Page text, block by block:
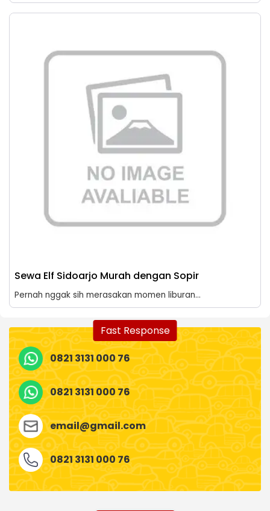
Sewa Elf Sidoarjo Murah dengan Sopir
Pernah nggak sih merasakan momen liburan...
Fast Response
0821 3131 000 76
0821 3131 000 76
email@gmail.com
0821 3131 000 76